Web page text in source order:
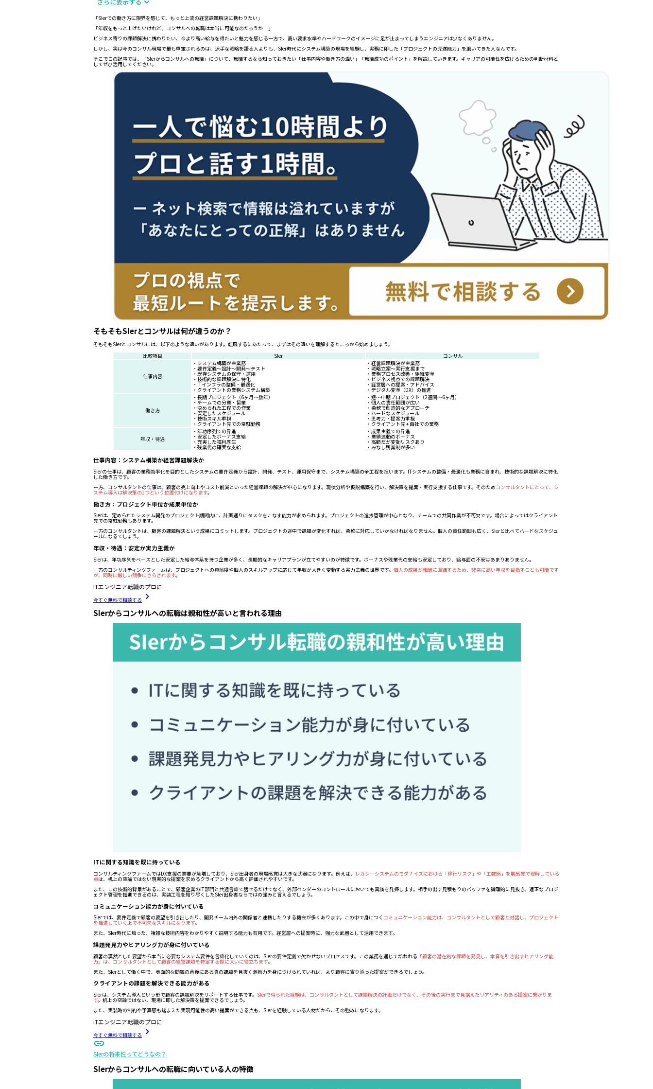
「SIerでの働き方に限界を感じて、もっと上流の経営課題解決に携わりたい」
「年収をもっと上げたいけれど、コンサルへの転職は本当に可能なのだろうか…」
ビジネス寄りの課題解決に携わりたい、今より高い給与を得たいと魅力を感じる一方で、高い要求水準やハードワークのイメージに足が止まってしまうエンジニアは少なくありません。
しかし、実は今のコンサル現場で最も重宝されるのは、派手な戦略を語る人よりも、SIer時代にシステム構築の現場を経験し、実務に即した「プロジェクトの完遂能力」を磨いてきた人なんです。
そこでこの記事では、「SIerからコンサルへの転職」について、転職するなら知っておきたい「仕事内容や働き方の違い」「転職成功のポイント」を解説していきます。キャリアの可能性を広げるための判断材料と
してぜひ活用してください。
そもそもSIerとコンサルは何が違うのか？
そもそもSIerとコンサルには、以下のような違いがあります。転職するにあたって、まずはその違いを理解するところから始めましょう。
比較項目
SIer コンサル
仕事内容
・システム構築が主業務
・要件定義〜設計〜開発〜テスト
・既存システムの保守・運用
・技術的な課題解決に特化
・ITインフラの整備・最適化
・クライアントの業務システム構築
・経営課題解決が主業務
・戦略立案〜実行支援まで
・業務プロセス改善・組織変革
・ビジネス視点での課題解決
・経営層への提案・アドバイス
・デジタル変革（DX）の推進
働き方
・長期プロジェクト（6ヶ月〜数年）
・チームでの分業・協業
・決められた工程での作業
・安定したスケジュール
・技術スキル重視
・クライアント先での常駐勤務
・短〜中期プロジェクト（2週間〜6ヶ月）
・個人の責任範囲が広い
・柔軟で創造的なアプローチ
・ハードなスケジュール
・思考力・提案力重視
・クライアント先 + 自社での業務
年収・待遇
・年功序列での昇進
・安定したボーナス支給
・充実した福利厚生
・残業代の確実な支給
・成果主義での昇進
・業績連動のボーナス
・高額だが変動リスクあり
・みなし残業制が多い
仕事内容：システム構築か経営課題解決か
SIerの仕事は、顧客の業務効率化を目的としたシステムの要件定義から設計、開発、テスト、運用保守まで、システム構築の全工程を担います。ITシステムの整備・最適化も業務に含まれ、技術的な課題解決に特化
した働き方です。
一方、コンサルタントの仕事は、顧客の売上向上やコスト削減といった経営課題の解決が中心になります。現状分析や仮説構築を行い、解決策を提案・実行支援する仕事です。そのためコンサルタントにとって、シ
ステム導入は解決策の1つという位置付けになります。
働き方：プロジェクト単位か成果単位か
SIerは、定められたシステム開発のプロジェクト期間内に、計画通りにタスクをこなす能力が求められます。プロジェクトの進捗管理が中心となり、チームでの共同作業が不可欠です。場合によってはクライアント
先での常駐勤務もあります。
一方のコンサルタントは、顧客の課題解決という成果にコミットします。プロジェクトの途中で課題が変化すれば、柔軟に対応していかなければなりません。 個人の責任範囲も広く、SIerと比べてハードなスケジュ
ールになるでしょう。
年収・待遇：安定か実力主義か
SIerは、年功序列をベースとした安定した給与体系を持つ企業が多く、長期的なキャリアプランが立てやすいのが特徴です。ボーナスや残業代の支給も安定しており、給与面の不安はあまりありません。
一方のコンサルティングファームは、プロジェクトへの貢献度や個人のスキルアップに応じて年収が大きく変動する実力主義の世界です。 個人の成果が報酬に直結するため、非常に高い年収を目指すことも可能です
が、同時に厳しい競争にさらされます。
ITエンジニア転職のプロに
今すぐ無料で相談する
SIerからコンサルへの転職は親和性が高いと言われる理由
ITに関する知識を既に持っている
コンサルティングファームではDX支援の需要が急増しており、SIer出身者の現場感覚は大きな武器になります。例えば、 レガシーシステムのモダナイズにおける「移行リスク」や「工数感」を肌感覚で理解している
点は、机上の空論ではない現実的な提案を求めるクライアントから高く評価されやすいです。
また、この技術的背景があることで、顧客企業のIT部門と共通言語で話せるだけでなく、外部ベンダーのコントロールにおいても真価を発揮します。相手の出す見積もりのバッファを論理的に見抜き、適正なプロジ
ェクト管理を推進できるのは、実装工程を知り尽くしたSIer出身者ならではの強みと言えるでしょう。
コミュニケーション能力が身に付いている
SIerでは、要件定義で顧客の要望を引き出したり、開発チーム内外の関係者と連携したりする機会が多くあります。この中で身につく コミュニケーション能力は、コンサルタントとして顧客と対話し、プロジェクト
を推進していく上で不可欠なスキルになります。
また、SIer時代に培った、複雑な技術内容をわかりやすく説明する能力も有用です。経営層への提案時に、強力な武器として活用できます。
課題発見力やヒアリング力が身に付いている
顧客の漠然とした要望から本当に必要なシステム要件を言語化していくのは、SIerの要件定義で欠かせないプロセスです。この業務を通じて培われる 「顧客の潜在的な課題を発見し、本音を引き出すヒアリング能
力」は、コンサルタントとして顧客の経営課題を特定する際に大いに役立ちます。
また、SIerとして働く中で、表面的な問題の背後にある真の課題を見抜く洞察力を身につけられていれば、より顧客に寄り添った提案ができるでしょう。
クライアントの課題を解決できる能力がある
SIerは、システム導入という形で顧客の課題解決をサポートする仕事です。 SIerで得られた経験は、コンサルタントとして課題解決の計画だけでなく、その後の実行まで見据えたリアリティのある提案に繋がりま
す。机上の空論ではない、現場に即した解決策を提案できるでしょう。
また、実装時の制約や予算感も踏まえた実現可能性の高い提案ができる点も、SIerを経験している人材だからこその強みになります。
ITエンジニア転職のプロに
今すぐ無料で相談する
SIerの将来性ってどうなの？
SIerからコンサルへの転職に向いている人の特徴